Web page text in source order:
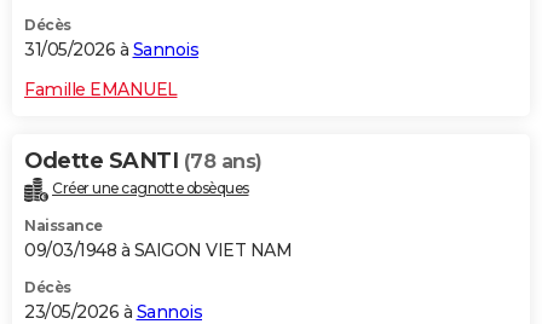
Décès
31/05/2026 à Sannois
Famille EMANUEL
Odette SANTI (78 ans)
Créer une cagnotte obsèques
Naissance
09/03/1948 à SAIGON VIET NAM
Décès
23/05/2026 à Sannois